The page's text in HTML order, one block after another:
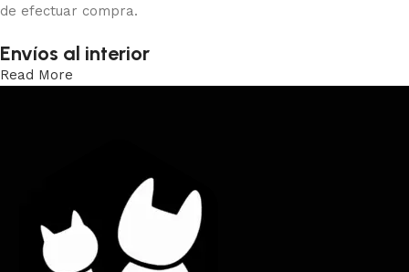
de efectuar compra.
Envíos al interior
Read More